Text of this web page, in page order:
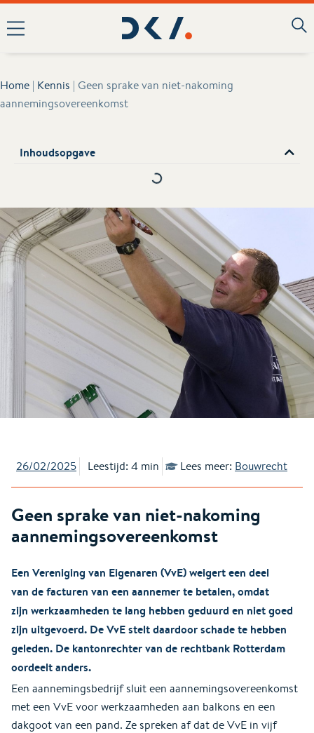
Home | Kennis | Geen sprake van niet-nakoming
aannemingsovereenkomst
Inhoudsopgave
26/02/2025 Leestijd: 4 min Lees meer: Bouwrecht
Geen sprake van niet-nakoming
aannemingsovereenkomst
Een Vereniging van Eigenaren (VvE) weigert een deel
van de facturen van een aannemer te betalen, omdat
zijn werkzaamheden te lang hebben geduurd en niet goed
zijn uitgevoerd. De VvE stelt daardoor schade te hebben
geleden. De kantonrechter van de rechtbank Rotterdam
oordeelt anders.
Een aannemingsbedrijf sluit een aannemingsovereenkomst
met een VvE voor werkzaamheden aan balkons en een
dakgoot van een pand. Ze spreken af dat de VvE in vijf